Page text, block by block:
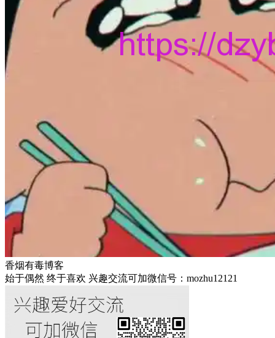
香烟有毒博客
始于偶然 终于喜欢 兴趣交流可加微信号：mozhu12121